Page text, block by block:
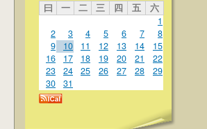
曰 一 二 三 四 五
六
1
2
3 4 5 6 7
8
9
10 11 12 13 14
15
16
17 18 19 20 21
22
23
24 25 26 27 28
29
30
31